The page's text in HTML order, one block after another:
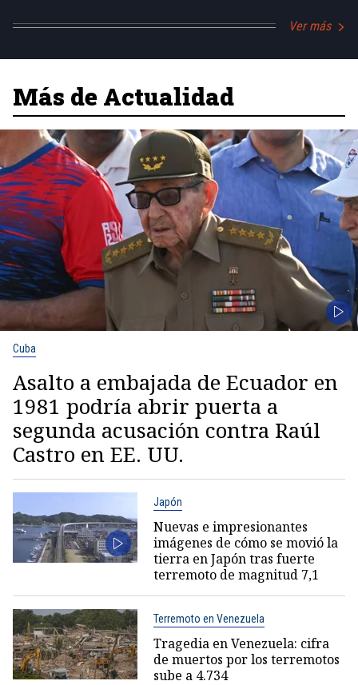
Ver más
Más de Actualidad
Cuba
Asalto a embajada de Ecuador en
1981 podría abrir puerta a
segunda acusación contra Raúl
Castro en EE. UU.
Japón
Nuevas e impresionantes
imágenes de cómo se movió la
tierra en Japón tras fuerte
terremoto de magnitud 7,1
Terremoto en Venezuela
Tragedia en Venezuela: cifra
de muertos por los terremotos
sube a 4.734